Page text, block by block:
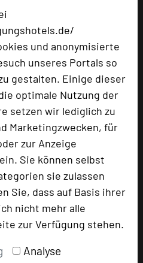
und anonymisierte
unseres Portals so
gestalten. Einige dieser
optimale Nutzung der
setzen wir lediglich zu
Marketingzwecken, für
zur Anzeige
Sie können selbst
sie zulassen
Sie, dass auf Basis ihrer
nicht mehr alle
zur Verfügung stehen.
Analyse